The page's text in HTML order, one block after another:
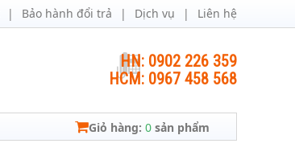
Bảo hành đổi trả Dịch vụ Liên hệ
HN: 0902 226 359
HCM: 0967 458 568
Giỏ hàng: 0 sản phẩm